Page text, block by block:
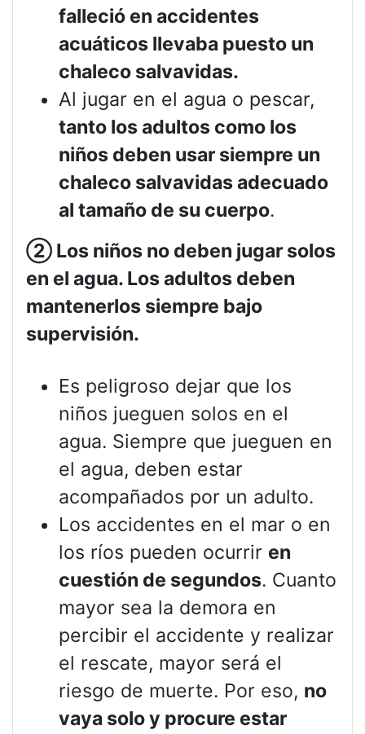
falleció en accidentes
acuáticos llevaba puesto un
chaleco salvavidas.
Al jugar en el agua o pescar,
tanto los adultos como los
niños deben usar siempre un
chaleco salvavidas adecuado
al tamaño de su cuerpo.
② Los niños no deben jugar solos
en el agua. Los adultos deben
mantenerlos siempre bajo
supervisión.
Es peligroso dejar que los
niños jueguen solos en el
agua. Siempre que jueguen en
el agua, deben estar
acompañados por un adulto.
Los accidentes en el mar o en
los ríos pueden ocurrir en
cuestión de segundos. Cuanto
mayor sea la demora en
percibir el accidente y realizar
el rescate, mayor será el
riesgo de muerte. Por eso, no
vaya solo y procure estar